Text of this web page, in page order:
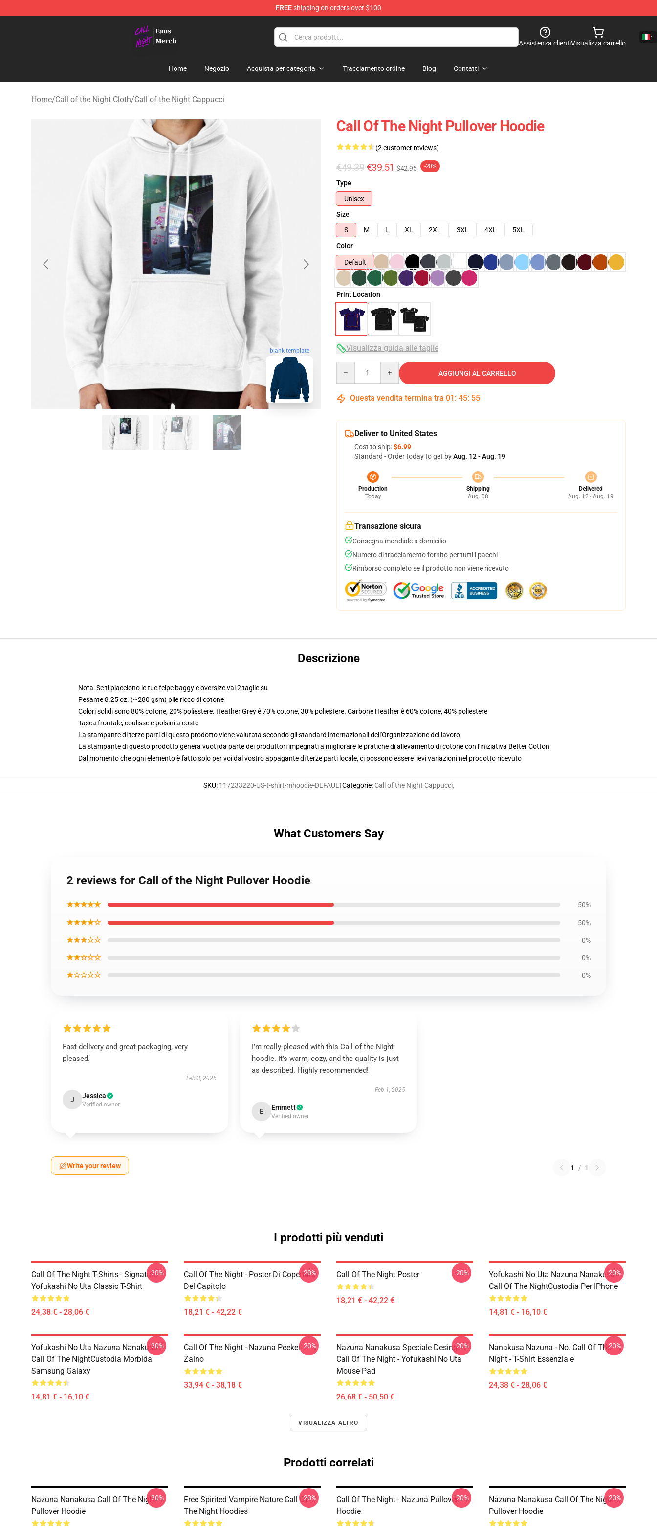
FREEshipping on orders over $100
Assistenza clientiVisualizza carrello
Home Negozio Acquista per categoria Tracciamento ordine Blog Contatti
Home/Call of the Night Cloth/Call of the Night Cappucci
blank template
Call Of The Night Pullover Hoodie
(2 customer reviews)
€49.39 €39.51 $42.95 -20%
Type
Unisex
Size
S
M L XL 2XL 3XL 4XL
5XL
Color
Default
Print Location
Visualizza guida alle taglie
AGGIUNGI AL CARRELLO
Questa vendita termina tra 01 : 45: 54
Deliver to United States
Cost to ship:$6.99
Standard - Order today to get byAug. 12 - Aug. 19
Production
Today
Shipping
Aug. 08
Delivered
Aug. 12 - Aug. 19
Transazione sicura
Consegna mondiale a domicilio
Numero di tracciamento fornito per tutti i pacchi
Rimborso completo se il prodotto non viene ricevuto
Descrizione
Nota: Se ti piacciono le tue felpe baggy e oversize vai 2 taglie su
Pesante 8.25 oz. (~280 gsm) pile ricco di cotone
Colori solidi sono 80% cotone, 20% poliestere. Heather Grey è 70% cotone, 30% poliestere. Carbone Heather è 60% cotone, 40% poliestere
Tasca frontale, coulisse e polsini a coste
La stampante di terze parti di questo prodotto viene valutata secondo gli standard internazionali dell'Organizzazione del lavoro
La stampante di questo prodotto genera vuoti da parte dei produttori impegnati a migliorare le pratiche di allevamento di cotone con l'iniziativa Better Cotton
Dal momento che ogni elemento è fatto solo per voi dal vostro appagante di terze parti locale, ci possono essere lievi variazioni nel prodotto ricevuto
SKU: 117233220-US-t-shirt-mhoodie-DEFAULTCategorie: Call of the Night Cappucci,
What Customers Say
2 reviews for Call of the Night Pullover Hoodie
★★★★★ 50%
★★★★☆ 50%
★★★☆☆ 0%
★★☆☆☆ 0%
★☆☆☆☆ 0%
Fast delivery and great packaging, very
pleased.
Feb 3, 2025
J Jessica
Verified owner
I’m really pleased with this Call of the Night
hoodie. It’s warm, cozy, and the quality is just
as described. Highly recommended!
Feb 1, 2025
E Emmett
Verified owner
Write your review 1 / 1
I prodotti più venduti
Call Of The Night T-Shirts - Signature
Yofukashi No Uta Classic T-Shirt
24,38 € - 28,06 €
-20%
Call Of The Night - Poster Di Copertura
Del Capitolo
18,21 € - 42,22 €
-20% Call Of The Night Poster
18,21 € - 42,22 €
-20%
Yofukashi No Uta Nazuna Nanakusa
Call Of The NightCustodia Per IPhone
14,81 € - 16,10 €
-20%
Yofukashi No Uta Nazuna Nanakusa
Call Of The NightCustodia Morbida
Samsung Galaxy
14,81 € - 16,10 €
-20%
Call Of The Night - Nazuna Peeker
Zaino
33,94 € - 38,18 €
-20%
Nazuna Nanakusa Speciale Desing -
Call Of The Night - Yofukashi No Uta
Mouse Pad
26,68 € - 50,50 €
-20%
Nanakusa Nazuna - No. Call Of The
Night - T-Shirt Essenziale
24,38 € - 28,06 €
-20%
VISUALIZZA ALTRO
Prodotti correlati
Nazuna Nanakusa Call Of The Night
Pullover Hoodie
-20%
Free Spirited Vampire Nature Call Of
The Night Hoodies
-20%
Call Of The Night - Nazuna Pullover
Hoodie
-20%
Nazuna Nanakusa Call Of The Night
Pullover Hoodie
-20%